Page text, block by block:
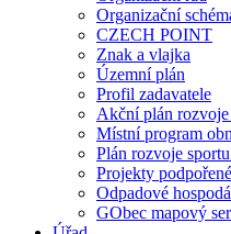
Organizační
CZECH POINT
Znak a vlajka
Územní plán
Profil zadavatele
Akční plán rozvoje
Místní program
Plán rozvoje
Projekty
Odpadové
GObec mapový